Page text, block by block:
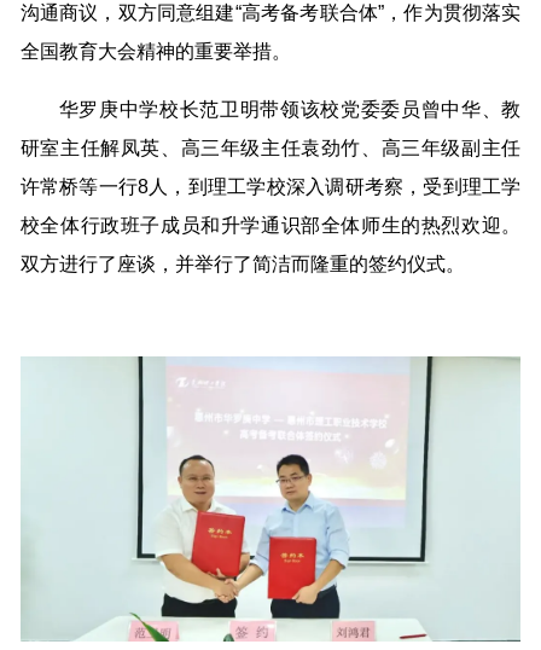
沟通商议，双方同意组建“高考备考联合体”，作为贯彻落实
全国教育大会精神的重要举措。
华罗庚中学校长范卫明带领该校党委委员曾中华、教
研室主任解凤英、高三年级主任袁劲竹、高三年级副主任
许常桥等一行8人，到理工学校深入调研考察，受到理工学
校全体行政班子成员和升学通识部全体师生的热烈欢迎。
双方进行了座谈，并举行了简洁而隆重的签约仪式。